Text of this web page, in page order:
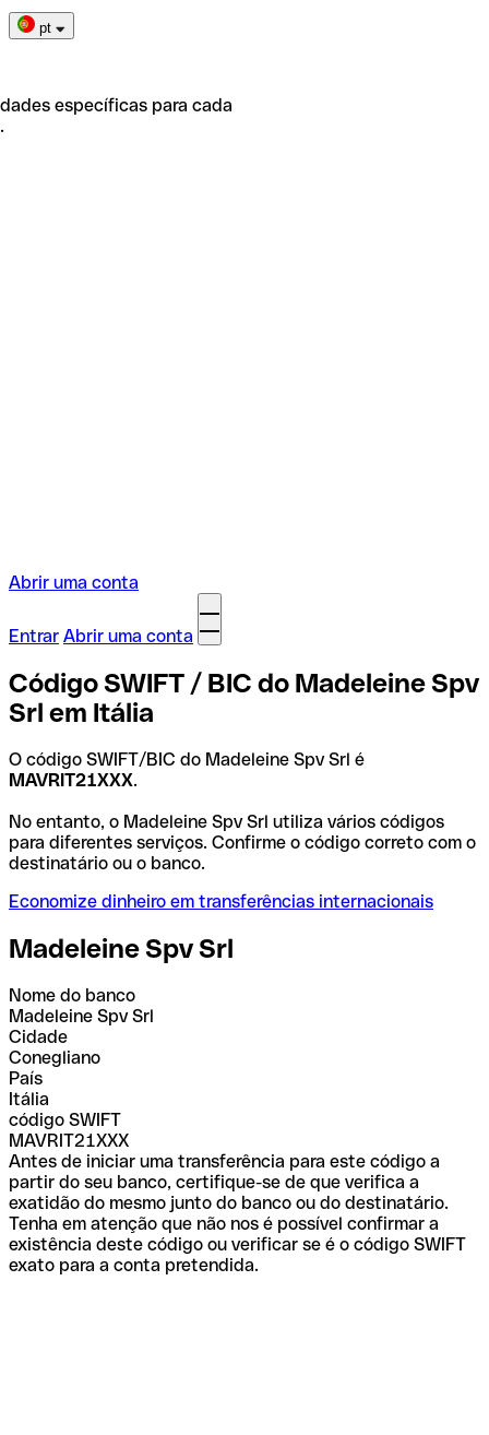
pt
específicas para cada
Abrir uma conta
Entrar Abrir uma conta
Código SWIFT / BIC do Madeleine Spv
Srl em Itália
O código SWIFT/BIC do Madeleine Spv Srl é
MAVRIT21XXX.
No entanto, o Madeleine Spv Srl utiliza vários códigos
para diferentes serviços. Confirme o código correto com o
destinatário ou o banco.
Economize dinheiro em transferências internacionais
Madeleine Spv Srl
Nome do banco
Madeleine Spv Srl
Cidade
Conegliano
País
Itália
código SWIFT
MAVRIT21XXX
Antes de iniciar uma transferência para este código a
partir do seu banco, certifique-se de que verifica a
exatidão do mesmo junto do banco ou do destinatário.
Tenha em atenção que não nos é possível confirmar a
existência deste código ou verificar se é o código SWIFT
exato para a conta pretendida.